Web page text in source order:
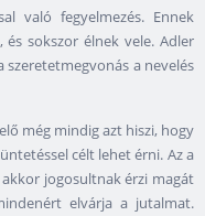
való fegyelmezés. Ennek
sokszor élnek vele. Adler
a nevelés
még mindig azt hiszi, hogy
célt lehet érni. Az a
jogosultnak érzi magát
elvárja a jutalmat.